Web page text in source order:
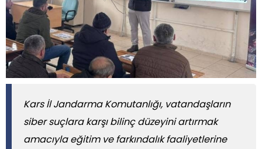
Kars İl Jandarma Komutanlığı, vatandaşların
siber suçlara karşı bilinç düzeyini artırmak
amacıyla eğitim ve farkındalık faaliyetlerine